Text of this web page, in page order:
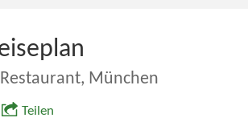
München
Teilen